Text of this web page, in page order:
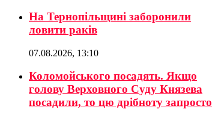
На Тернопільщині заборонили
ловити раків
07.08.2026, 13:10
Коломойського посадять. Якщо
голову Верховного Суду Князева
посадили, то цю дрібноту запросто